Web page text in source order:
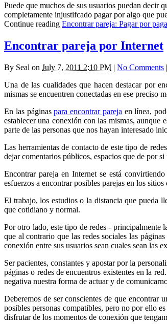
Puede que muchos de sus usuarios puedan decir
completamente injustifcado pagar por algo que
Continue reading Encontrar pareja: Pagar por
Encontrar pareja por Internet
By Seal on July 7, 2011 2:10 PM | No Comments |
Una de las cualidades que hacen destacar por
mismas se encuentren conectadas en ese preciso
En las páginaspara encontrar pareja en línea,
establecer una conexión con las mismas, aunque
parte de las personas que nos hayan interesado
Las herramientas de contacto de este tipo de
dejar comentarios públicos, espacios que de por
Encontrar pareja en Internet se está
esfuerzos a encontrar posibles parejas en los
El trabajo, los estudios o la distancia que pueda
que cotidiano y normal.
Por otro lado, este tipo de redes - principalmente
que al contrario que las redes sociales las
conexión entre sus usuarios sean cuales sean las
Ser pacientes, constantes y apostar por la
páginas o redes de encuentros existentes en la
negativa nuestra forma de actuar y de
Deberemos de ser conscientes de que encontrar
posibles personas compatibles, pero no por ello
disfrutar de los momentos de conexión que